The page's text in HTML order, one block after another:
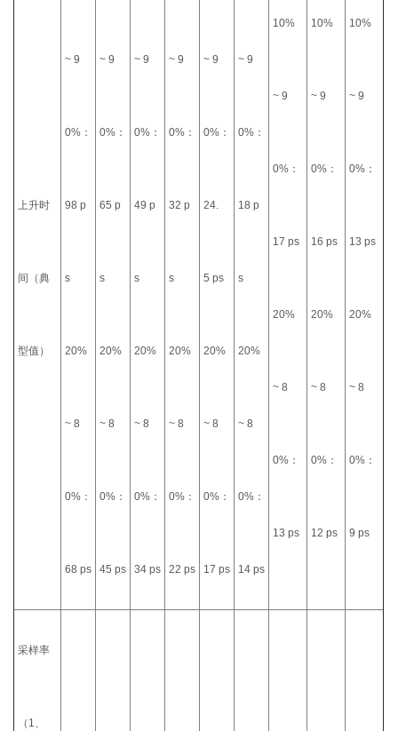
上升时
间（典
型值）
~ 9
0%：
98 p
s
20%
~ 8
0%：
68 ps
~ 9
0%：
65 p
s
20%
~ 8
0%：
45 ps
~ 9
0%：
49 p
s
20%
~ 8
0%：
34 ps
~ 9
0%：
32 p
s
20%
~ 8
0%：
22 ps
~ 9
0%：
24.
5 ps
20%
~ 8
0%：
17 ps
~ 9
0%：
18 p
s
20%
~ 8
0%：
14 ps
10%
~ 9
0%：
17 ps
20%
~ 8
0%：
13 ps
10%
~ 9
0%：
16 ps
20%
~ 8
0%：
12 ps
10%
~ 9
0%：
13 ps
20%
~ 8
0%：
9 ps
采样率
（1、